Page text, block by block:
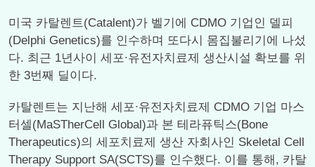
미국 카탈렌트(Catalent)가 벨기에 CDMO 기업인 델피
(Delphi Genetics)를 인수하며 또다시 몸집불리기에 나섰
다. 최근 1년사이 세포∙유전자치료제 생산시설 확보를 위
한 3번째 딜이다.
카탈렌트는 지난해 세포∙유전자치료제 CDMO 기업 마스
터셀(MaSTherCell Global)과 본 테라퓨틱스(Bone
Therapeutics)의 세포치료제 생산 자회사인 Skeletal Cell
Therapy Support SA(SCTS)를 인수했다. 이를 통해, 카탈